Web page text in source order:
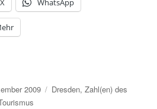
X WhatsApp
2009 Kategorien
Dresden,Zahl(en) des